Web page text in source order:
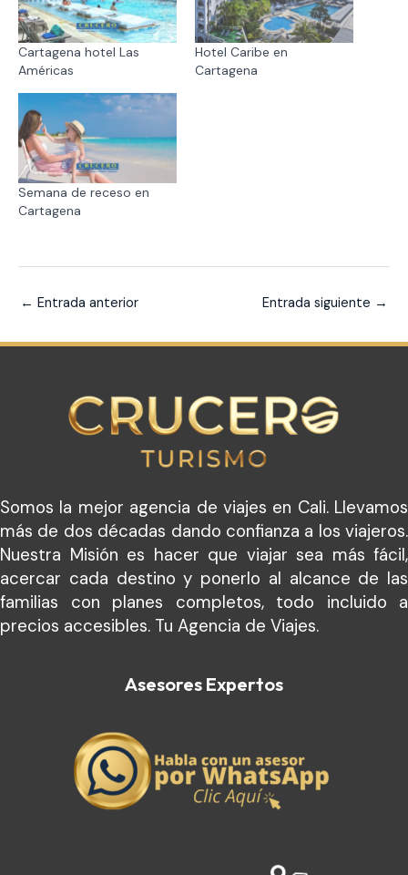
Cartagena hotel Las
Américas
Hotel Caribe en
Cartagena
Semana de receso en
Cartagena
← Entrada anterior Entrada siguiente →
Somos la mejor agencia de viajes en Cali. Llevamos
más de dos décadas dando confianza a los viajeros.
Nuestra Misión es hacer que viajar sea más fácil,
acercar cada destino y ponerlo al alcance de las
familias con planes completos, todo incluido a
precios accesibles. Tu Agencia de Viajes.
Asesores Expertos